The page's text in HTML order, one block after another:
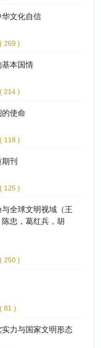
文化自信
( 269 )
基本国情
( 214 )
使命
( 118 )
刊
( 125 )
全球文明视域（王
忠，葛红兵，胡
( 250 )
( 81 )
力与国家文明形态